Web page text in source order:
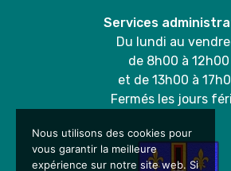
Services
Du lundi au
de 8h00 à 12h00
et de 13h00 à
Fermés les jours
Nous utilisons des cookies pour
vous garantir la meilleure
expérience sur notre site web. Si